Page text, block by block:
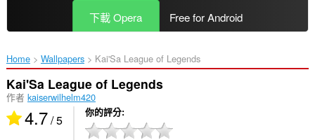
下載 Opera Free for Android
Home Wallpapers Kai'Sa League of Legends‎
Kai'Sa League of Legends
作者 kaiserwilhelm420
4.7/ 5 你的評分